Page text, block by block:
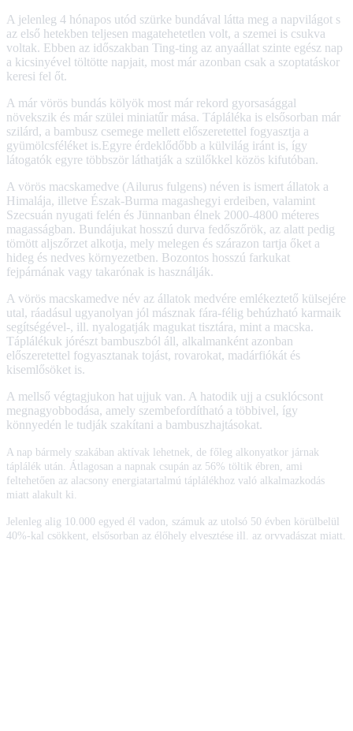
A jelenleg 4 hónapos utód szürke bundával látta meg a napvilágot s
az első hetekben teljesen magatehetetlen volt, a szemei is csukva
voltak. Ebben az időszakban Ting-ting az anyaállat szinte egész nap
a kicsinyével töltötte napjait, most már azonban csak a szoptatáskor
keresi fel őt.
A már vörös bundás kölyök most már rekord gyorsasággal
növekszik és már szülei miniatűr mása. Tápláléka is elsősorban már
szilárd, a bambusz csemege mellett előszeretettel fogyasztja a
gyümölcsféléket is.Egyre érdeklődőbb a külvilág iránt is, így
látogatók egyre többször láthatják a szülőkkel közös kifutóban.
A vörös macskamedve (Ailurus fulgens) néven is ismert állatok a
Himalája, illetve Észak-Burma magashegyi erdeiben, valamint
Szecsuán nyugati felén és Jünnanban élnek 2000-4800 méteres
magasságban. Bundájukat hosszú durva fedőszőrök, az alatt pedig
tömött aljszőrzet alkotja, mely melegen és szárazon tartja őket a
hideg és nedves környezetben. Bozontos hosszú farkukat
fejpárnának vagy takarónak is használják.
A vörös macskamedve név az állatok medvére emlékeztető külsejére
utal, ráadásul ugyanolyan jól másznak fára-félig behúzható karmaik
segítségével-, ill. nyalogatják magukat tisztára, mint a macska.
Táplálékuk jórészt bambuszból áll, alkalmanként azonban
előszeretettel fogyasztanak tojást, rovarokat, madárfiókát és
kisemlősöket is.
A mellső végtagjukon hat ujjuk van. A hatodik ujj a csuklócsont
megnagyobbodása, amely szembefordítható a többivel, így
könnyedén le tudják szakítani a bambuszhajtásokat.
A nap bármely szakában aktívak lehetnek, de főleg alkonyatkor járnak
táplálék után. Átlagosan a napnak csupán az 56% töltik ébren, ami
feltehetően az alacsony energiatartalmú táplálékhoz való alkalmazkodás
miatt alakult ki.
Jelenleg alig 10.000 egyed él vadon, számuk az utolsó 50 évben körülbelül
40%-kal csökkent, elsősorban az élőhely elvesztése ill. az orvvadászat miatt.